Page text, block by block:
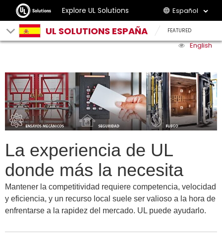
Explore UL Solutions Español
UL SOLUTIONS ESPAÑA FEATURED
English
La experiencia de UL
donde más la necesita
Mantener la competitividad requiere competencia, velocidad
y eficiencia, y un recurso local suele ser valioso a la hora de
enfrentarse a la rapidez del mercado. UL puede ayudarlo.